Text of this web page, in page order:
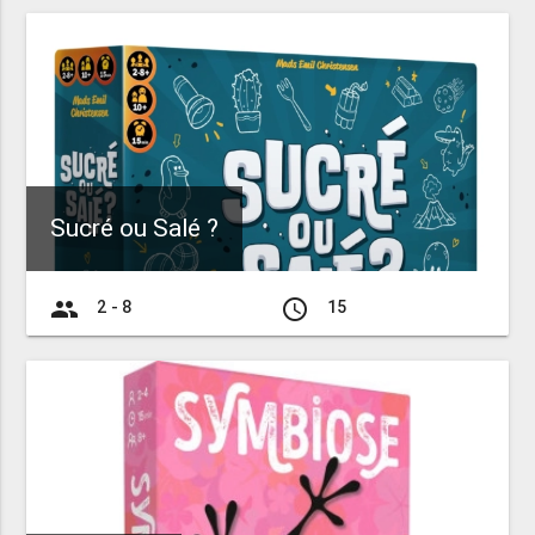
Sucré ou Salé ?
group 2 - 8 access_time 15